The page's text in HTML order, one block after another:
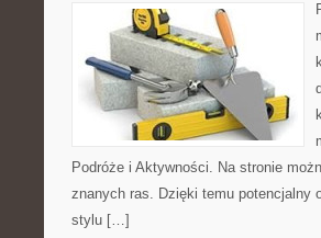
Podróże i Aktywności. Na stronie
znanych ras. Dzięki temu potencjalny
stylu […]